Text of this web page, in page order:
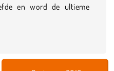
en word de ultieme